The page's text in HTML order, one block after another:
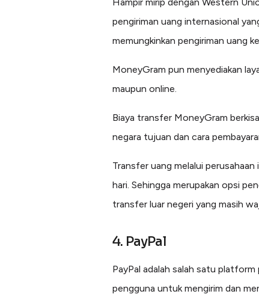
pengiriman uang internasional
memungkinkan pengiriman uang
MoneyGram pun menyediakan
maupun online.
Biaya transfer MoneyGram
negara tujuan dan cara
Transfer uang melalui perusahaan
hari. Sehingga merupakan opsi
transfer luar negeri yang masih
4. PayPal
PayPal adalah salah satu
pengguna untuk mengirim dan